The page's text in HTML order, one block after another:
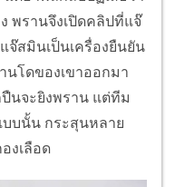
พรานจึงเปิดคลิปที่แจ๊
จ๊สมินเป็นเครื่องยืนยัน
นโดของเขาออกมา
นจะยิงพราน แต่ทีม
บบนั้น กระสุนหลาย
งเลือด